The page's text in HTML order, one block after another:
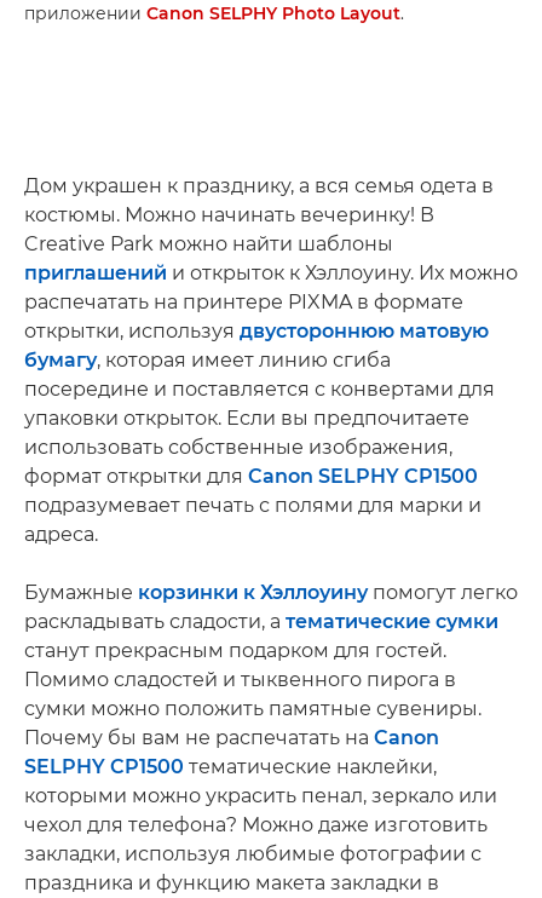
приложении Canon SELPHY Photo Layout.
Дом украшен к празднику, а вся семья одета в
костюмы. Можно начинать вечеринку! В
Creative Park можно найти шаблоны
приглашений и открыток к Хэллоуину. Их можно
распечатать на принтере PIXMA в формате
открытки, используя двустороннюю матовую
бумагу, которая имеет линию сгиба
посередине и поставляется с конвертами для
упаковки открыток. Если вы предпочитаете
использовать собственные изображения,
формат открытки для Canon SELPHY CP1500
подразумевает печать с полями для марки и
адреса.
Бумажные корзинки к Хэллоуинупомогут легко
раскладывать сладости, а тематические сумки
станут прекрасным подарком для гостей.
Помимо сладостей и тыквенного пирога в
сумки можно положить памятные сувениры.
Почему бы вам не распечатать на Canon
SELPHY CP1500 тематические наклейки,
которыми можно украсить пенал, зеркало или
чехол для телефона? Можно даже изготовить
закладки, используя любимые фотографии с
праздника и функцию макета закладки в